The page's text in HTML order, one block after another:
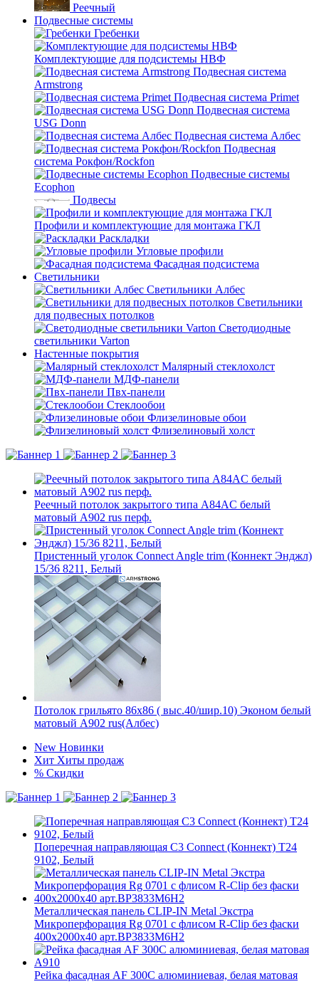
Реечный
Подвесные системы
Гребенки
Комплектующие для подсистемы НВФ
Подвесная система
Armstrong
Подвесная система Primet
Подвесная система
USG Donn
Подвесная система Албес
Подвесная
система Рокфон/Rockfon
Подвесные системы
Ecophon
Подвесы
Профили и комплектующие для монтажа ГКЛ
Раскладки
Угловые профили
Фасадная подсистема
Светильники
Светильники Албес
Светильники
для подвесных потолков
Светодиодные
светильники Varton
Настенные покрытия
Малярный стеклохолст
МДФ-панели
Пвх-панели
Стеклообои
Флизелиновые обои
Флизелиновый холст
Реечный потолок закрытого типа A84AC белый
матовый А902 rus перф.
Пристенный уголок Connect Angle trim (Коннект Энджл)
15/36 8211, Белый
Потолок грильято 86х86 ( выс.40/шир.10) Эконом белый
матовый А902 rus(Албес)
New Новинки
Хит Хиты продаж
% Скидки
Поперечная направляющая С3 Connect (Коннект) T24
9102, Белый
Металлическая панель CLIP-IN Metal Экстра
Микроперфорация Rg 0701 с флисом R-Clip без фаски
400x2000x40 арт.BP3833M6H2
Рейка фасадная AF 300C алюминиевая, белая матовая